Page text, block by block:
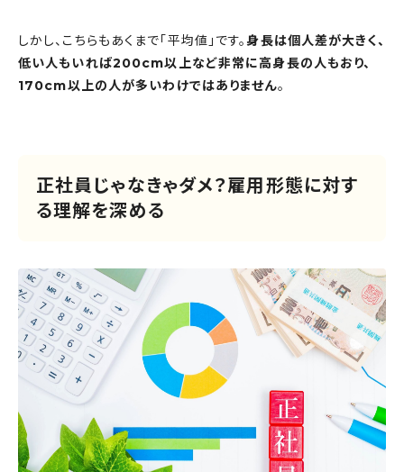
しかし、こちらもあくまで「平均値」です。 身長は個人差が大きく、
低い人もいれば200cm以上など非常に高身長の人もおり、
170cm以上の人が多いわけではありません。
正社員じゃなきゃダメ？雇用形態に対す
る理解を深める